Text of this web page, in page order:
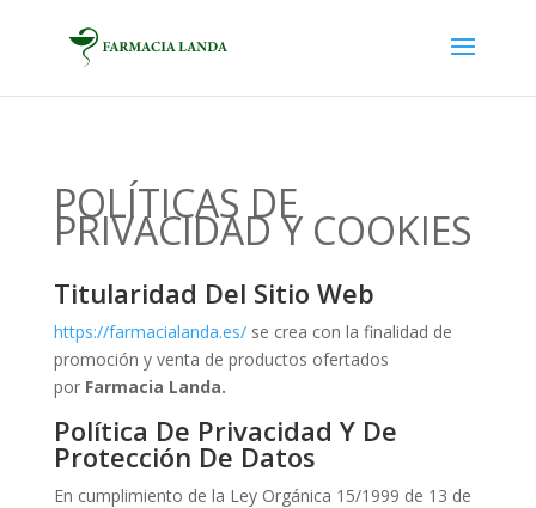
POLÍTICAS DE
PRIVACIDAD Y COOKIES
Titularidad Del Sitio Web
https://farmacialanda.es/ se crea con la finalidad de
promoción y venta de productos ofertados
por Farmacia Landa.
Política De Privacidad Y De
Protección De Datos
En cumplimiento de la Ley Orgánica 15/1999 de 13 de